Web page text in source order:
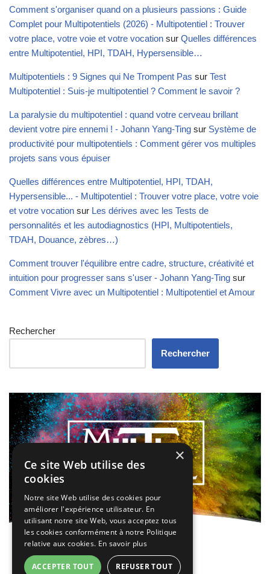
Comment s'organiser quand on a plusieurs passions : Guide
Complet pour Multipotentiels (2026) - Multipotentiel : Trouver
votre place, votre voie et votre vocation sur Quelles différences
entre Multipotentiel, HPI, TDAH, Hypersensible…
Multipotentiels : 9 Signes qui Ne Trompent Pas sur Test
Multipotentiel : Suis-je multipotentiel ? Comment le savoir ?
La paralysie du multipotentiel : quand votre cerveau brillant
devient votre pire ennemi ! - Johann Yang-Ting sur Système de
productivité pour multipotentiels : Comment gérer vos multiples
projets sans vous épuiser
Quelles différences entre Multipotentiel, HPI, TDAH,
Hypersensible... - Multipotentiel : Trouver votre place, votre voie
et votre vocation sur Les dérives avec les Tests de
personnalités et les autodiagnostics (HPI, Multipotentiels,
TDAH, Douance, zèbres…)
Comment trouver l'équilibre entre cadre, structure, créativité et
intuition pour progresser sans s'user - Johann Yang-Ting sur
Comment Vivre avec un Multipotentiel : Multipotentiel et Amour
Rechercher
Rechercher
×
Ce site Web utilise des
cookies
Notre site Web utilise des cookies pour
améliorer l'expérience utilisateur. En
utilisant notre site Web, vous acceptez tous
les cookies conformément à notre Politique
relative aux cookies. En savoir plus
ACCEPTER TOUT REFUSER TOUT